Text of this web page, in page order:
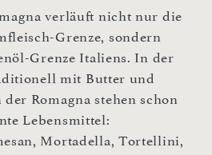
verläuft nicht nur die
Grenze, sondern
Grenze Italiens. In der
mit Butter und
Romagna stehen schon
Lebensmittel:
Mortadella, Tortellini,